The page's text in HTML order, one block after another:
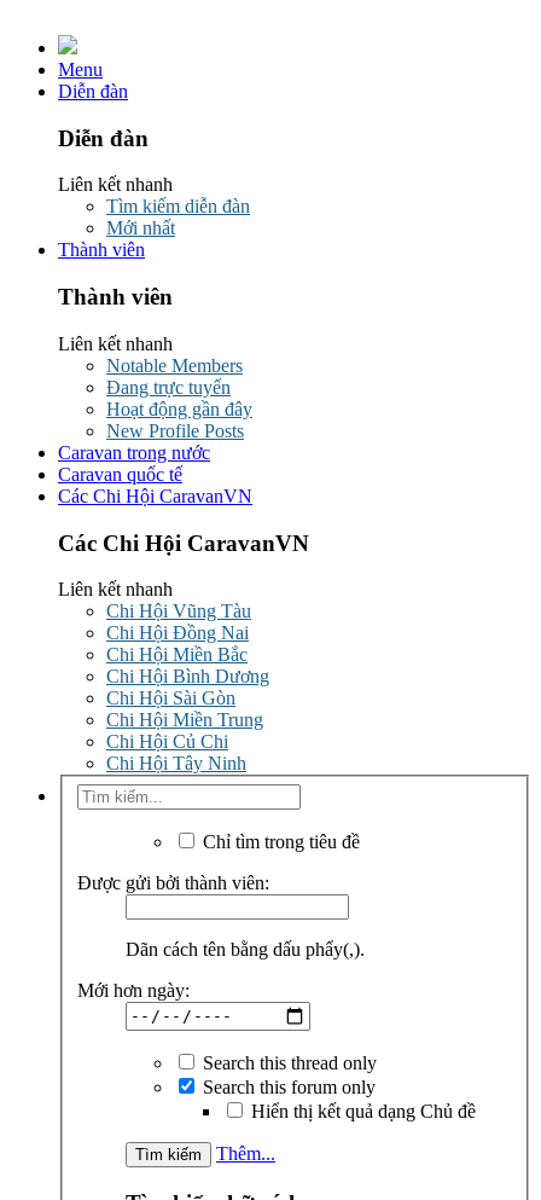
Menu
Diễn đàn
Diễn đàn
Liên kết nhanh
Tìm kiếm diễn đàn
Mới nhất
Thành viên
Thành viên
Liên kết nhanh
Notable Members
Đang trực tuyến
Hoạt động gần đây
New Profile Posts
Caravan trong nước
Caravan quốc tế
Các Chi Hội CaravanVN
Các Chi Hội CaravanVN
Liên kết nhanh
Chi Hội Vũng Tàu
Chi Hội Đồng Nai
Chi Hội Miền Bắc
Chi Hội Bình Dương
Chi Hội Sài Gòn
Chi Hội Miền Trung
Chi Hội Củ Chi
Chi Hội Tây Ninh
Chỉ tìm trong tiêu đề
Được gửi bởi thành viên:
Dãn cách tên bằng dấu phẩy(,).
Mới hơn ngày:
Search this thread only
Search this forum only
Hiển thị kết quả dạng Chủ đề
Thêm...